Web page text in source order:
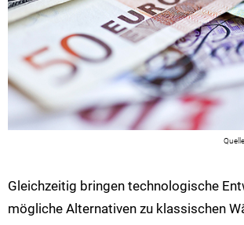
Gleichzeitig bringen technologische
mögliche Alternativen zu klassischen